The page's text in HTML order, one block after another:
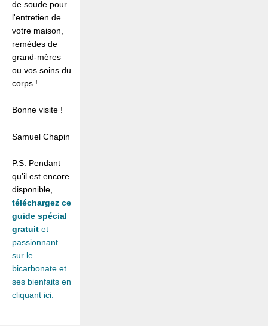
de soude pour
l'entretien de
votre maison,
remèdes de
grand-mères
ou vos soins du
corps !
Bonne visite !
Samuel Chapin
P.S. Pendant
qu'il est encore
disponible,
téléchargez ce
guide spécial
gratuit et
passionnant
sur le
bicarbonate et
ses bienfaits en
cliquant ici.